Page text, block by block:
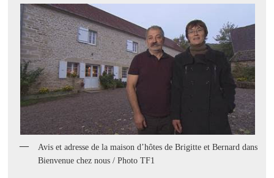
Avis et adresse de la maison d’hôtes de Brigitte et Bernard dans
Bienvenue chez nous / Photo TF1